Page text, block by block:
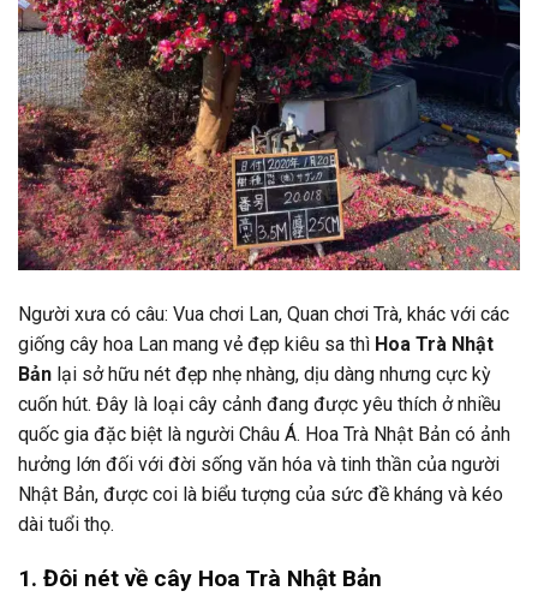
Người xưa có câu: Vua chơi Lan, Quan chơi Trà, khác với các
giống cây hoa Lan mang vẻ đẹp kiêu sa thì Hoa Trà Nhật
Bản lại sở hữu nét đẹp nhẹ nhàng, dịu dàng nhưng cực kỳ
cuốn hút. Đây là loại cây cảnh đang được yêu thích ở nhiều
quốc gia đặc biệt là người Châu Á. Hoa Trà Nhật Bản có ảnh
hưởng lớn đối với đời sống văn hóa và tinh thần của người
Nhật Bản, được coi là biểu tượng của sức đề kháng và kéo
dài tuổi thọ.
1. Đôi nét về cây Hoa Trà Nhật Bản